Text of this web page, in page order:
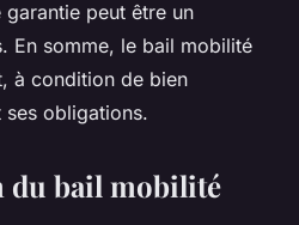
garantie peut être un
En somme, le bail mobilité
à condition de bien
obligations.
du bail mobilité